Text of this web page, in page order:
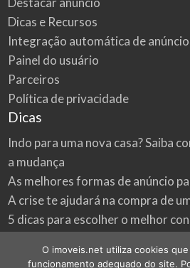
Dicas e Recursos
Integração automática de
Painel do usuário
Parceiros
Política de privacidade
Dicas
Indo para uma nova casa? Saiba
a mudança
As melhores formas de anúncio
A crise te ajudará na compra de
5 dicas para escolher o melhor
Onde procurar as melhores
O imoveis.net utiliza cookies
funcionamento adequado do site.